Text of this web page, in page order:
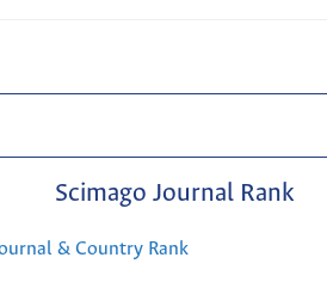
Scimago Journal Rank